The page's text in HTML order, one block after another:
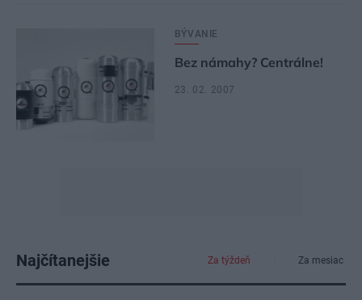
BÝVANIE
Bez námahy? Centrálne!
23. 02. 2007
Najčítanejšie Za týždeň Za mesiac